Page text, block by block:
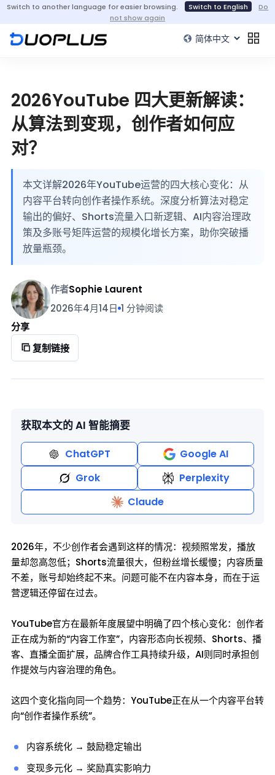
Switch to another language for easier browsing. Switch to English
Do
not show again
2026YouTube 四大更新解读：
从算法到变现，创作者如何应
对？
本文详解2026年YouTube运营的四大核心变化：从
内容平台转向创作者操作系统。深度分析算法对稳定
输出的偏好、Shorts流量入口新逻辑、AI内容治理政
策及多账号矩阵运营的规模化增长方案，助你突破播
放量瓶颈。
作者Sophie Laurent
2026年4月14日 1 分钟阅读
分享
复制链接
获取本文的 AI 智能摘要
ChatGPT
Google AI
Grok
Perplexity
Claude
2026年，不少创作者会遇到这样的情况：视频照常发，播放
量却忽高忽低；Shorts流量很大，但粉丝增长缓慢；内容质量
不差，账号却始终起不来。问题可能不在内容本身，而在于运
营逻辑还停留在过去。
YouTube官方在最新年度展望中明确了四个核心变化：创作者
正在成为新的“内容工作室”，内容形态向长视频、Shorts、播
客、直播全面扩展，品牌合作工具持续升级，AI则同时承担创
作提效与内容治理的角色。
这四个变化指向同一个趋势：YouTube正在从一个内容平台转
向“创作者操作系统”。
内容系统化 → 鼓励稳定输出
变现多元化 → 奖励真实影响力